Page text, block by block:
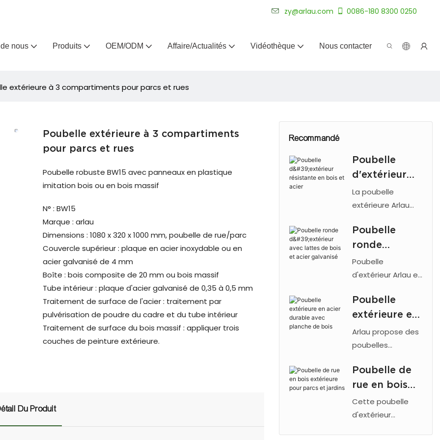
zy@arlau.com 0086-180 8300 0250
nous Produits OEM/ODM Affaire/Actualités Vidéothèque Nous contacter
extérieure à 3 compartiments pour parcs et rues
Poubelle extérieure à 3 compartiments
pour parcs et rues
Poubelle robuste BW15 avec panneaux en plastique
imitation bois ou en bois massif
N° : BW15
Marque : arlau
Dimensions : 1080 x 320 x 1000 mm, poubelle de rue/parc
Couvercle supérieur : plaque en acier inoxydable ou en
acier galvanisé de 4 mm
Boîte : bois composite de 20 mm ou bois massif
Tube intérieur : plaque d'acier galvanisé de 0,35 à 0,5 mm
Traitement de surface de l'acier : traitement par
pulvérisation de poudre du cadre et du tube intérieur
Traitement de surface du bois massif : appliquer trois
couches de peinture extérieure.
Du Produit
Recommandé
Poubelle
d'extérieur
résistante en
bois et acier
La poubelle
extérieure Arlau
cadre en acier
thermolaqué,
d'une doublure
galvanisée et de
massif ou en bois
composite pour
espaces publics.
Poubelle
ronde
d'extérieur
avec lattes de
galvanisé
Poubelle
d'extérieur Arlau en
doublure intérieure
galvanisée, cadre
thermolaqué,
couvercle à
lattes en bois
massif ou en bois-
espaces publics.
Poubelle
extérieure en
acier durable
avec planche
Arlau propose des
poubelles
robustes en acier
avec panneaux en
bois. Dotées d'un
cadre de 4 mm et
des matériaux
Poubelle de
rue en bois
extérieure
pour parcs et
Cette poubelle
d'extérieur